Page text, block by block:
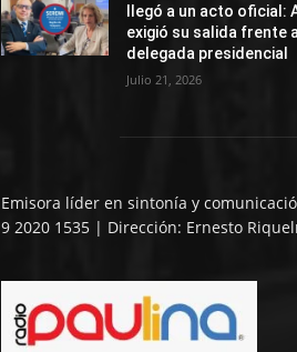
llegó a un acto oficial:
exigió su salida frente
delegada presidencial
Julio 21, 2026
Emisora líder en sintonía y
9 2020 1535 | Dirección: Ernesto